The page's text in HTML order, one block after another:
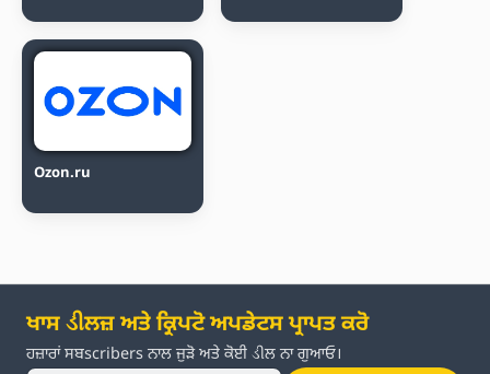
Ozon.ru
ਖਾਸ ડીਲਜ਼ ਅਤੇ ਕ੍ਰਿਪਟੋ ਅਪਡੇਟਸ ਪ੍ਰਾਪਤ ਕਰੋ
ਹਜ਼ਾਰਾਂ ਸਬscribers ਨਾਲ ਜੁੜੋ ਅਤੇ ਕੋਈ ડીਲ ਨਾ ਗੁਆਓ।